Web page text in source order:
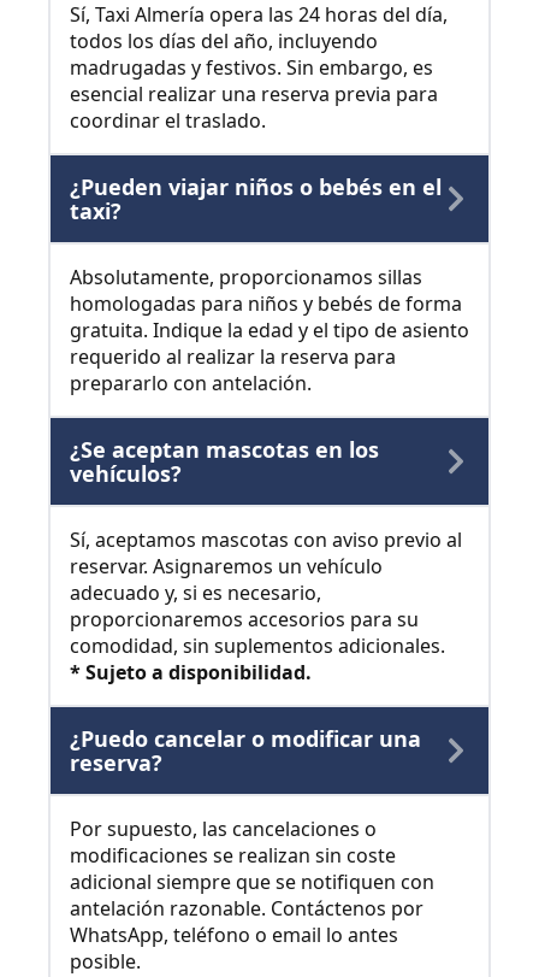
Sí, Taxi Almería opera las 24 horas del día,
todos los días del año, incluyendo
madrugadas y festivos. Sin embargo, es
esencial realizar una reserva previa para
coordinar el traslado.
¿Pueden viajar niños o bebés en el
taxi?
Absolutamente, proporcionamos sillas
homologadas para niños y bebés de forma
gratuita. Indique la edad y el tipo de asiento
requerido al realizar la reserva para
prepararlo con antelación.
¿Se aceptan mascotas en los
vehículos?
Sí, aceptamos mascotas con aviso previo al
reservar. Asignaremos un vehículo
adecuado y, si es necesario,
proporcionaremos accesorios para su
comodidad, sin suplementos adicionales.
* Sujeto a disponibilidad.
¿Puedo cancelar o modificar una
reserva?
Por supuesto, las cancelaciones o
modificaciones se realizan sin coste
adicional siempre que se notifiquen con
antelación razonable. Contáctenos por
WhatsApp, teléfono o email lo antes
posible.